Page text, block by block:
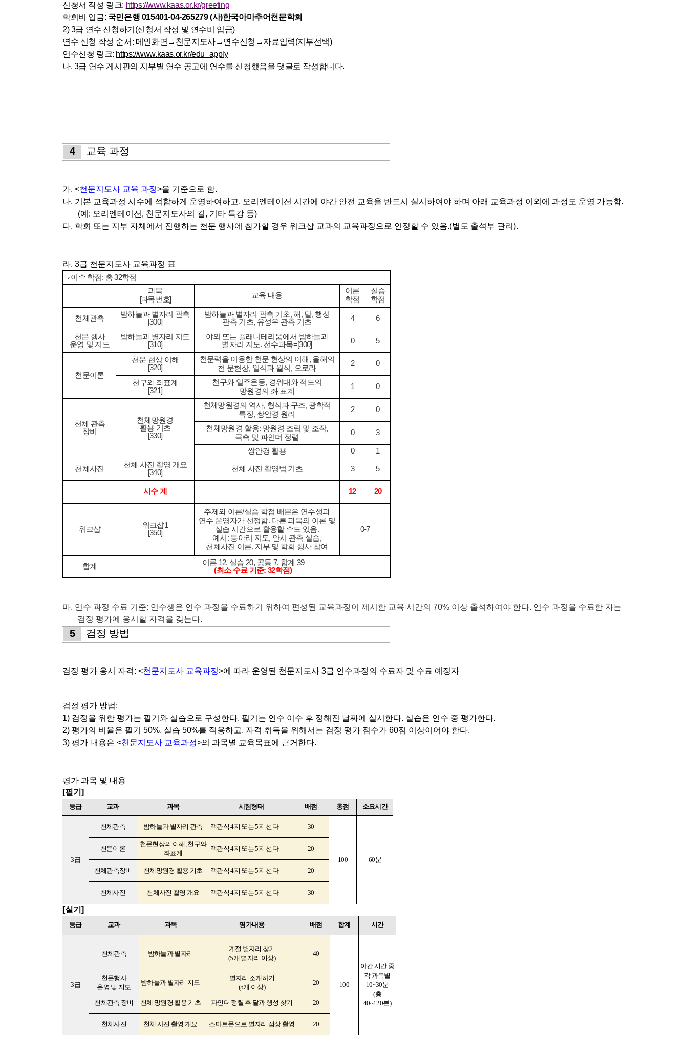
신청서 작성 링크: https://www.kaas.or.kr/greeting
학회비 입금: 국민은행 015401-04-265279 (사)한국아마추어천문학회
2) 3급 연수 신청하기 (신청서 작성 및 연수비 입금)
연수 신청 작성 순서 : 메인화면 → 천문지도사→연수신청 →자료입력(지부선택)
연수신청 링크: https://www.kaas.or.kr/edu_apply
나. 3급 연수 게시판의 지부별 연수 공고에 연수를 신청했음을 댓글로 작성합니다.
4 교육 과정
가. <천문지도사 교육 과정>을 기준으로 함.
나. 기본 교육과정 시수에 적합하게 운영하여하고, 오리엔테이션 시간에 야간 안전 교육을 반드시 실시하여야 하며 아래 교육과정 이외에 과정도 운영 가능함.
(예 : 오리엔테이션 , 천문지도사의 길, 기타 특강 등)
다. 학회 또는 지부 자체에서 진행하는 천문 행사에 참가할 경우 워크샵 교과의 교육과정으로 인정할 수 있음.(별도 출석부 관리 ).
라. 3급 천문지도사 교육과정 표
◦이수 학점: 총32학점
과목
과목 번호] 교육 내용
이론
학점
실습
학점
천체관측
밤하늘과 별자리 관측
[300]
밤하늘과 별자리 관측 기초,해 , 달, 행성
관측 기초, 유성우 관측 기초 4 6
천문 행사
운영 및 지도
밤하늘과 별자리 지도
[310]
야외 또는 플래니테리움에서 밤하늘과
별자리 지도. 선수과목=[300] 0 5
천문이론
천문 현상 이해
[320]
천문력을 이용한 천문 현상의 이해 , 올해의
천 문현상, 일식과 월식, 오로라
2 0
천구와 좌표계
[321]
천구와 일주운동, 경위대와 적도의
망원경의 좌 표계
1 0
천체 관측
장비
천체망원경
활용 기초
[330]
천체망원경의 역사, 형식과 구조, 광학적
특징, 쌍안경 원리
2 0
천체망원경 활용: 망원경 조립 및 조작,
극축 및 파인더 정렬
0 3
쌍안경 활용 0 1
천체사진
천체 사진 촬영 개요
[340]
천체 사진 촬영법 기초 3 5
시수 계 12 20
워크샵 워크샵1
[350]
주제와 이론/실습 학점 배분은 연수생과
연수 운영자가 선정함. 다른 과목의 이론 및
실습 시간으로 활용할 수도 있음.
예시 : 동아리 지도, 안시 관측 실습,
천체사진 이론, 지부 및 학회 행사 참여
0-7
합계 이론 12, 실습 20, 공통 7, 합계 39
(최소 수료 기준: 32학점)
마. 연수 과정 수료 기준: 연수생은 연수 과정을 수료하기 위하여 편성된 교육과정이 제시한 교육 시간의 70% 이상 출석하여야 한다. 연수 과정을 수료한 자는
검정 평가에 응시할 자격을 갖는다.
5 검정 방법
검정 평가 응시 자격: <천문지도사 교육과정>에 따라 운영된 천문지도사 3급 연수과정의 수료자 및 수료 예정자
검정 평가 방법:
1) 검정을 위한 평가는 필기와 실습으로 구성한다. 필기는 연수 이수 후 정해진 날짜에 실시한다. 실습은 연수 중 평가한다.
2) 평가의 비율은 필기 50%, 실습 50%를 적용하고, 자격 취득을 위해서는 검정 평가 점수가 60점 이상이어야 한다.
3) 평가 내용은 <천문지도사 교육과정>의 과목별 교육목표에 근거한다.
평가 과목 및 내용
[필기 ]
등급 교과 과목 시험형태 배점 총점 소요시간
3급
천체관측 밤하늘과 별자리 관측 객관식4지 또는5지 선다 30
100 60분
천문이론
천문현상의 이해,천구와
좌표계
객관식4지 또는5지 선다 20
천체관측장비 천체망원경 활용 기초 객관식4지 또는5지 선다 20
천체사진 천체사진 촬영 개요 객관식4지 또는5지 선다 30
[실기 ]
등급 교과 과목 평가내용 배점 합계 시간
3급
천체관측 밤하늘과 별자리
계절 별자리 찾기
(5개 별자리 이상)
40
100
야간 시간 중
각 과목별
10~30분
(총
40~120분)
천문행사
운영 및 지도
밤하늘과 별자리 지도
별자리 소개하기
(5개 이상)
20
천체관측 장비 천체 망원경 활용 기초 파인더 정렬 후 달과 행성 찾기 20
천체사진 천체 사진 촬영 개요 스마트폰으로 별자리 점상 촬영 20